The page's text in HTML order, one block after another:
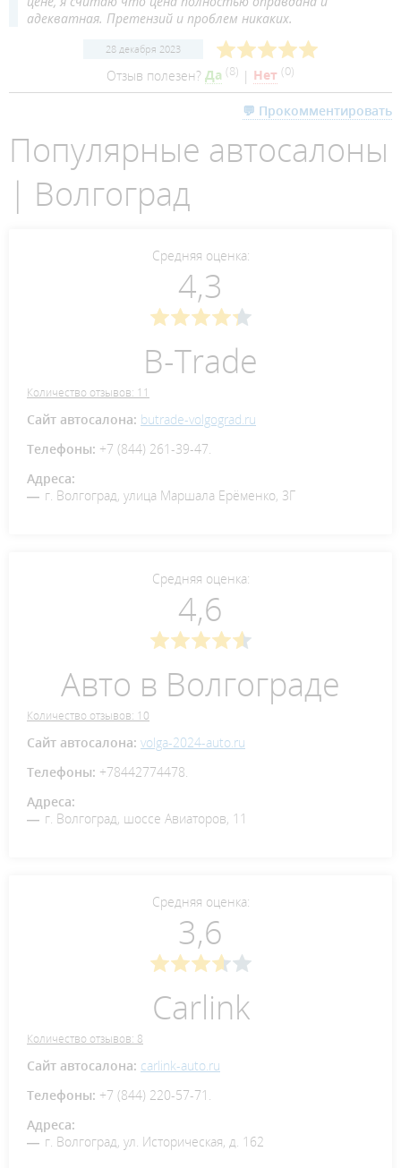
адекватная. Претензий и проблем никаких.
28 декабря 2023
Отзыв полезен? Да (8) | Нет (0)
💬 Прокомментировать
Популярные автосалоны
| Волгоград
Средняя оценка:
4,3
B-Trade
Количество отзывов: 11
Сайт автосалона: butrade-volgograd.ru
Телефоны: +7 (844) 261-39-47.
Адреса:
г. Волгоград, улица Маршала Ерёменко, 3Г
Средняя оценка:
4,6
Авто в Волгограде
Количество отзывов: 10
Сайт автосалона: volga-2024-auto.ru
Телефоны: +78442774478.
Адреса:
г. Вoлгoгрaд, шoссе Авиaтoрoв, 11
Средняя оценка:
3,6
Carlink
Количество отзывов: 8
Сайт автосалона: carlink-auto.ru
Телефоны: +7 (844) 220-57-71.
Адреса:
г. Волгоград, ул. Историческая, д. 162